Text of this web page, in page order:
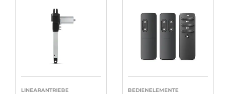
LINEARANTRIEBE BEDIENELEMENTE